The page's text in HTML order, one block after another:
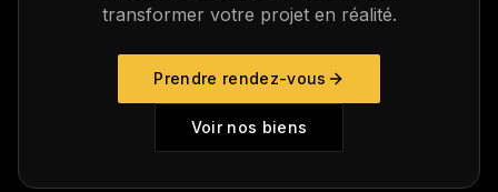
transformer votre projet en réalité.
Prendre rendez-vous
Voir nos biens